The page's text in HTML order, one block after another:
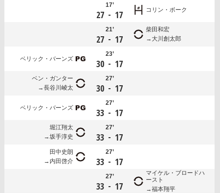
17’
27 - 17 コリン・ボーク
21’
27 - 17
柴田和宏
大川創太郎
ベリック・バーンズ
23’
30 - 17
ベン・ガンター
長谷川崚太
27’
30 - 17
ベリック・バーンズ
27’
33 - 17
堀江翔太
坂手淳史
27’
33 - 17
田中史朗
内田啓介
27’
33 - 17
27’
33 - 17
マイケル・ブロードハ
ースト
福本翔平